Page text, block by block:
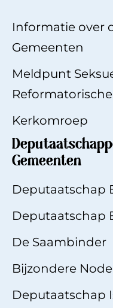
Informatie over
Gemeenten
Meldpunt
Kerkomroep
Gemeenten
Deputaatschap
Deputaatschap
De Saambinder
Bijzondere
Deputaatschap